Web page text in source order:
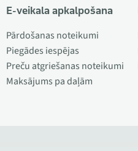
E-veikala apkalpošana
Pārdošanas noteikumi
Piegādes iespējas
Preču atgriešanas noteikumi
Maksājums pa daļām